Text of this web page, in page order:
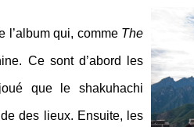
l’album qui, comme The
Ce sont d’abord les
que le shakuhachi
des lieux. Ensuite, les